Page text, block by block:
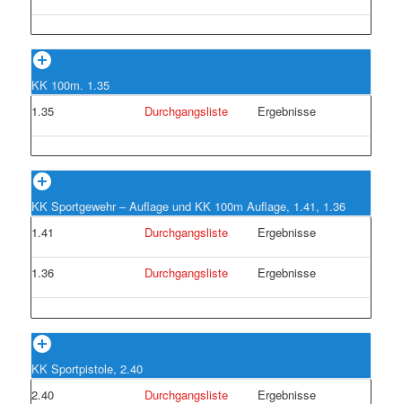
KK 100m. 1.35
1.35
Durchgangsliste Ergebnisse
KK Sportgewehr – Auflage und KK 100m Auflage, 1.41, 1.36
1.41
Durchgangsliste Ergebnisse
1.36 Durchgangsliste Ergebnisse
KK Sportpistole, 2.40
2.40
Durchgangsliste Ergebnisse